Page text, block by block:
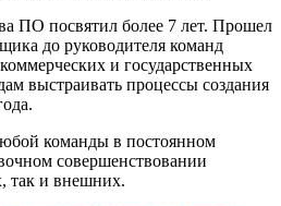
ПО посвятил более 7 лет. Прошел
до руководителя команд
и государственных
выстраивать процессы создания
команды в постоянном
совершенствовании
так и внешних.